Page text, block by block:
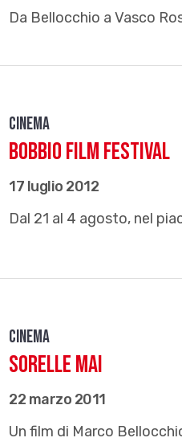
Da Bellocchio a Vasco
Cinema
Bobbio Film Festival
17 luglio 2012
Dal 21 al 4 agosto, nel
Cinema
Sorelle Mai
22 marzo 2011
Un film di Marco